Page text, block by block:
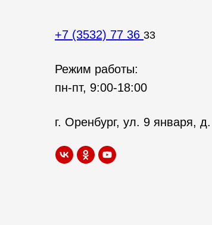
+7 (3532) 77 36 33
Режим работы:
пн-пт, 9:00-18:00
г. Оренбург, ул. 9 января,